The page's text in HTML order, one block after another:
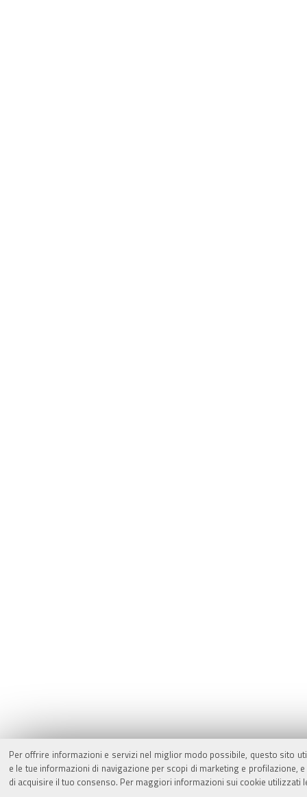
Per offrire informazioni e servizi nel miglior modo possibile, questo sito
e le tue informazioni di navigazione per scopi di marketing e
di acquisire il tuo consenso. Per maggiori informazioni sui cookie utilizzati